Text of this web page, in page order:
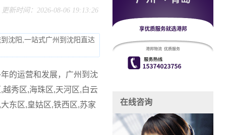
更新时间：2026-08-06 19:13:26
沈阳,一站式广州到沈阳直达
的运营和发展，广州到沈
秀区,海珠区,天河区,白云
东区,皇姑区,铁西区,苏家
在线咨询